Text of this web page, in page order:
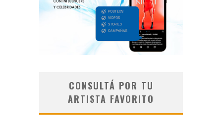
CONSULTÁ POR TU
ARTISTA FAVORITO